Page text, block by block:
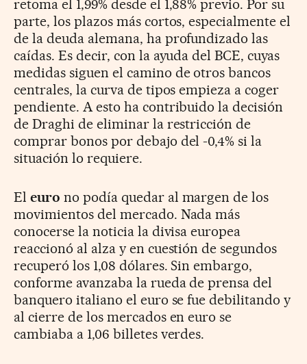
retoma el 1,99% desde el 1,88% previo. Por su
parte, los plazos más cortos, especialmente el
de la deuda alemana, ha profundizado las
caídas. Es decir, con la ayuda del BCE, cuyas
medidas siguen el camino de otros bancos
centrales, la curva de tipos empieza a coger
pendiente. A esto ha contribuido la decisión
de Draghi de eliminar la restricción de
comprar bonos por debajo del -0,4% si la
situación lo requiere.
El euro no podía quedar al margen de los
movimientos del mercado. Nada más
conocerse la noticia la divisa europea
reaccionó al alza y en cuestión de segundos
recuperó los 1,08 dólares. Sin embargo,
conforme avanzaba la rueda de prensa del
banquero italiano el euro se fue debilitando y
al cierre de los mercados en euro se
cambiaba a 1,06 billetes verdes.